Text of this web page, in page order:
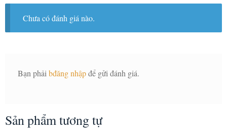
Chưa có đánh giá nào.
Bạn phảibđăng nhậpđể gửi đánh giá.
Sản phẩm tương tự